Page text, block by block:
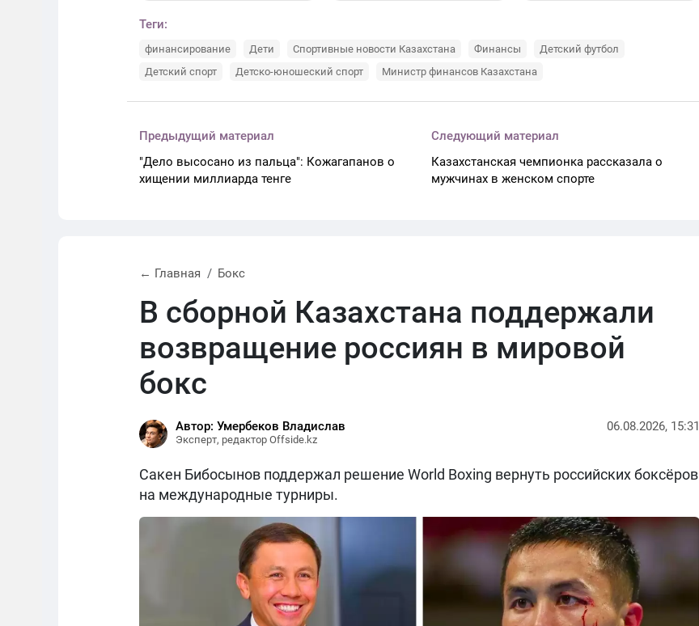
Теги:
финансирование Дети Спортивные новости Казахстана Финансы
Детский футбол
Детский спорт
Детско-юношеский спорт Министр финансов Казахстана
Предыдущий материал
"Дело высосано из пальца": Кожагапанов о
хищении миллиарда тенге
Следующий материал
Казахстанская чемпионка рассказала о
мужчинах в женском спорте
← Главная Бокс
В сборной Казахстана поддержали
возвращение россиян в мировой
бокс
Автор: Умербеков Владислав
Эксперт, редактор Offside.kz
06.08.2026, 15:31
Сакен Бибосынов поддержал решение World Boxing вернуть российских боксёров
на международные турниры.